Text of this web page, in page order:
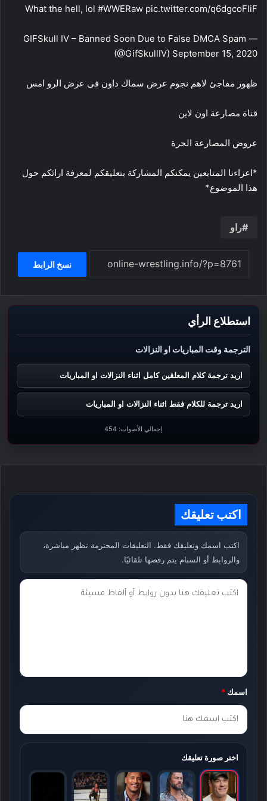
What the hell, lol #WWERaw pic.twitter.com/q6dgcoFIiF
— GIFSkull IV – Banned Soon Due to False DMCA Spam
(@GifSkullIV) September 15, 2020
ظهور مفاجئ لاهم نجوم عرض سماك داون فى عرض الرو امس
قناة مصارعة اون لاين
عروض المصارعة الحرة
*اعزاءنا المتابعين يمكنكم المشاركة بتعليقكم لمعرفة ارائكم حول
هذا الموضوع*
راو
نسخ الرابط
استطلاع الرأي
الترجمة وقت المباريات او النزالات
اريد ترجمة كلام المعلقين كامل اثناء النزالات او المباريات
اريد ترجمة للكلام فقط اثناء النزالات او المباريات
إجمالي الأصوات: 454
اكتب تعليقك
اكتب اسمك وتعليقك فقط. التعليقات المحترمة تظهر مباشرة،
والروابط أو السبام يتم رفضها تلقائيًا.
ت
ك
*
اسمك *
اختر صورة تعليقك